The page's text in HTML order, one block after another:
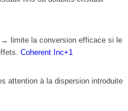
→ limite la conversion efficace si le
Coherent Inc+1
attention à la dispersion introduite